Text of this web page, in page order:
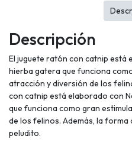
Descripción
El juguete ratón con catnip
hierba gatera que funciona
atracción y diversión de los
con catnip está elaborado con
que funciona como gran
de los felinos. Además, la
peludito.